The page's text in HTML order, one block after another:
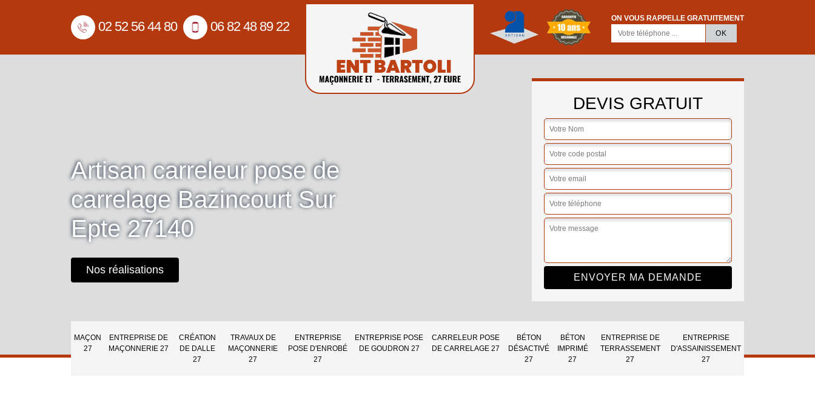
02 52 56 44 80 06 82 48 89 22
ON VOUS RAPPELLE GRATUITEMENT
Artisan carreleur pose de
carrelage Bazincourt Sur
Epte 27140
Nos réalisations
DEVIS GRATUIT
MAÇON
27
ENTREPRISE DE
MAÇONNERIE 27
CRÉATION
DE DALLE
27
TRAVAUX DE
MAÇONNERIE
27
ENTREPRISE
POSE D'ENROBÉ
27
ENTREPRISE POSE
DE GOUDRON 27
CARRELEUR POSE
DE CARRELAGE 27
BÉTON
DÉSACTIVÉ
27
BÉTON
IMPRIMÉ
27
ENTREPRISE DE
TERRASSEMENT
27
ENTREPRISE
D'ASSAINISSEMENT
27